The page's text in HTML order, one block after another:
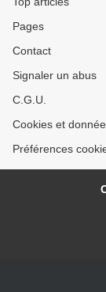
Pages
Contact
Signaler un abus
C.G.U.
Cookies et
Préférences